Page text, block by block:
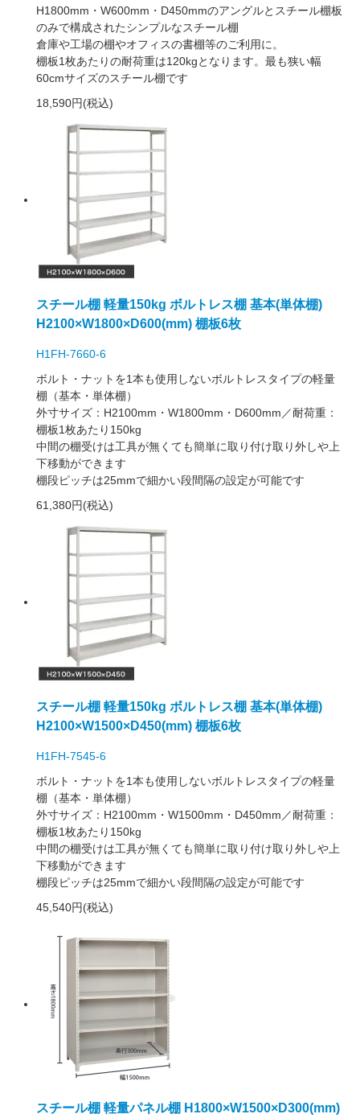
H1800mm・W600mm・D450mmのアングルとスチール棚板
のみで構成されたシンプルなスチール棚
倉庫や工場の棚やオフィスの書棚等のご利用に。
棚板1枚あたりの耐荷重は120kgとなります。最も狭い幅
60cmサイズのスチール棚です
18,590円(税込)
スチール棚 軽量150kg ボルトレス棚 基本(単体棚)
H2100×W1800×D600(mm) 棚板6枚
H1FH-7660-6
ボルト・ナットを1本も使用しないボルトレスタイプの軽量
棚（基本・単体棚）
外寸サイズ：H2100mm・W1800mm・D600mm／耐荷重：
棚板1枚あたり150kg
中間の棚受けは工具が無くても簡単に取り付け取り外しや上
下移動ができます
棚段ピッチは25mmで細かい段間隔の設定が可能です
61,380円(税込)
スチール棚 軽量150kg ボルトレス棚 基本(単体棚)
H2100×W1500×D450(mm) 棚板6枚
H1FH-7545-6
ボルト・ナットを1本も使用しないボルトレスタイプの軽量
棚（基本・単体棚）
外寸サイズ：H2100mm・W1500mm・D450mm／耐荷重：
棚板1枚あたり150kg
中間の棚受けは工具が無くても簡単に取り付け取り外しや上
下移動ができます
棚段ピッチは25mmで細かい段間隔の設定が可能です
45,540円(税込)
スチール棚 軽量パネル棚 H1800×W1500×D300(mm)